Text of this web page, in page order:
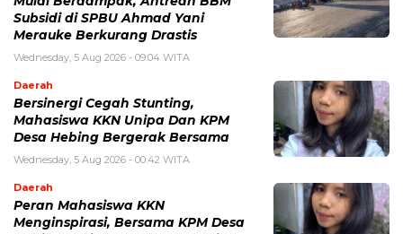
Subsidi di SPBU Ahmad Yani
Merauke Berkurang Drastis
Wednesday, 5 Aug 2026 - 09:04 WITA
Daerah
Bersinergi Cegah Stunting,
Mahasiswa KKN Unipa Dan KPM
Desa Hebing Bergerak Bersama
Wednesday, 5 Aug 2026 - 00:42 WITA
Daerah
Peran Mahasiswa KKN
Menginspirasi, Bersama KPM Desa